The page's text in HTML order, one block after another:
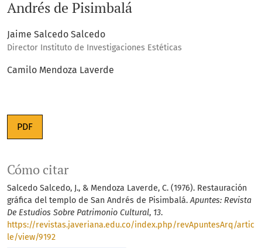
Andrés de Pisimbalá
Jaime Salcedo Salcedo
Director Instituto de Investigaciones Estéticas
Camilo Mendoza Laverde
PDF
Cómo citar
Salcedo Salcedo, J., & Mendoza Laverde, C. (1976). Restauración
gráfica del templo de San Andrés de Pisimbalá.Apuntes: Revista
De Estudios Sobre Patrimonio Cultural, 13.
https://revistas.javeriana.edu.co/index.php/revApuntesArq/artic
le/view/9192